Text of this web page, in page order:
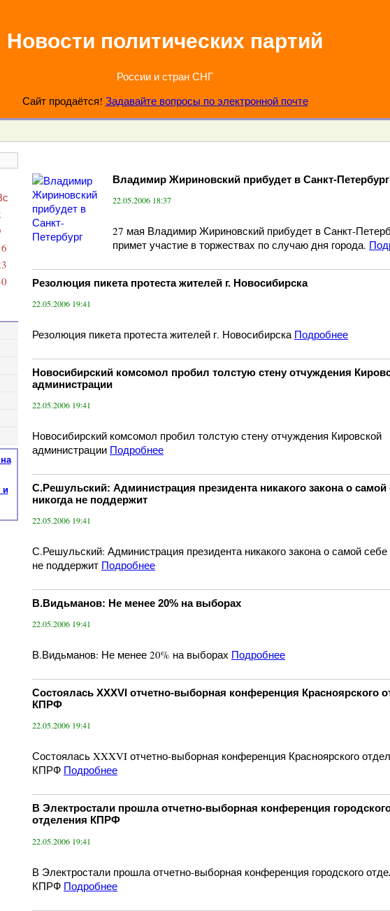
Новости политических партий
России и стран СНГ
Сайт продаётся! Задавайте вопросы по электронной почте
Владимир Жириновский прибудет в Санкт-Петербург
22.05.2006 18:37
27 мая Владимир Жириновский прибудет в Санкт-
примет участие в торжествах по случаю дня города.
Резолюция пикета протеста жителей г. Новосибирска
22.05.2006 19:41
Резолюция пикета протеста жителей г. Новосибирска Подробнее
Новосибирский комсомол пробил толстую стену отчуждения
администрации
22.05.2006 19:41
Новосибирский комсомол пробил толстую стену отчуждения Кировской
администрации Подробнее
С.Решульский: Администрация президента никакого закона о самой
никогда не поддержит
22.05.2006 19:41
С.Решульский: Администрация президента никакого закона о самой себе
не поддержит Подробнее
В.Видьманов: Не менее 20% на выборах
22.05.2006 19:41
В.Видьманов: Не менее 20% на выборах Подробнее
Состоялась XXXVI отчетно-выборная конференция Красноярского
КПРФ
22.05.2006 19:41
Состоялась XXXVI отчетно-выборная конференция Красноярского
КПРФ Подробнее
В Электростали прошла отчетно-выборная конференция
отделения КПРФ
22.05.2006 19:41
В Электростали прошла отчетно-выборная конференция городского
КПРФ Подробнее
и